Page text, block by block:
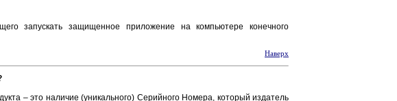
запускать защищенное приложение на компьютере конечного
Наверх
– это наличие (уникального) Серийного Номера, который издатель